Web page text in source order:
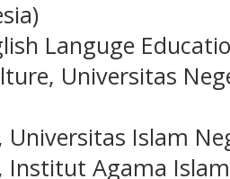
Languge
Universitas
Universitas Islam
Institut Agama